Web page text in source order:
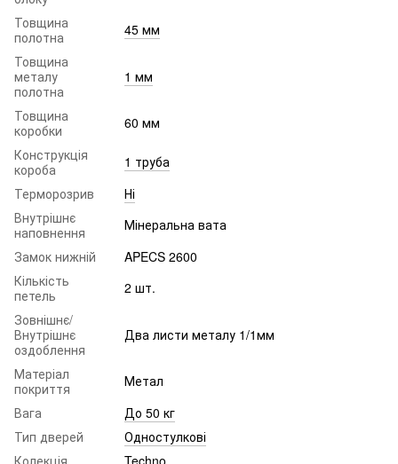
Товщина
полотна
45 мм
Товщина
металу
полотна
1 мм
Товщина
коробки
60 мм
Конструкція
короба
1 труба
Терморозрив
Ні
Внутрішнє
наповнення
Мінеральна вата
Замок нижній
APECS 2600
Кількість
петель
2 шт.
Зовнішнє/
Внутрішнє
оздоблення
Два листи металу 1/1мм
Матеріал
покриття
Метал
Вага
До 50 кг
Тип дверей
Одностулкові
Колекція
Techno